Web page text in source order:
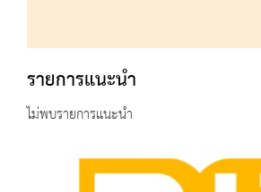
รายการแนะนำ
ไม่พบรายการแนะนำ